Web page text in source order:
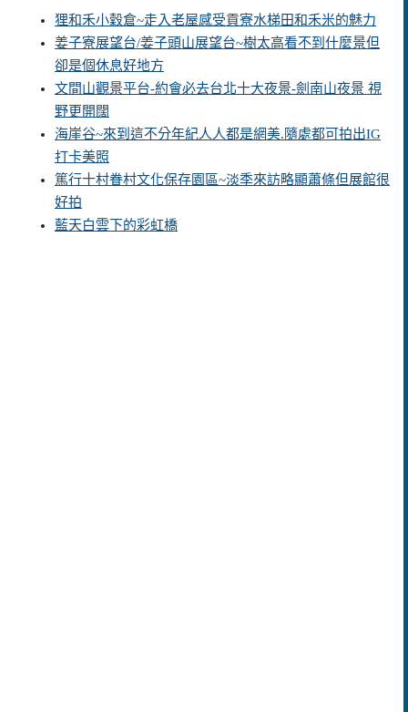
狸和禾小穀倉~走入老屋感受貢寮水梯田和禾米的魅力
姜子寮展望台/姜子頭山展望台~樹太高看不到什麼景但
卻是個休息好地方
文間山觀景平台-約會必去台北十大夜景-劍南山夜景 視
野更開闊
海崖谷~來到這不分年紀人人都是網美.隨處都可拍出IG
打卡美照
篤行十村眷村文化保存園區~淡季來訪略顯蕭條但展館很
好拍
藍天白雲下的彩虹橋